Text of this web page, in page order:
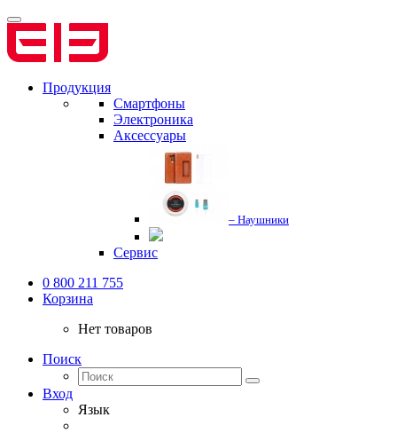
Продукция
Смартфоны
Электроника
Аксессуары
– Наушники
Сервис
0 800 211 755
Корзина
Нет товаров
Поиск
Вход
Язык